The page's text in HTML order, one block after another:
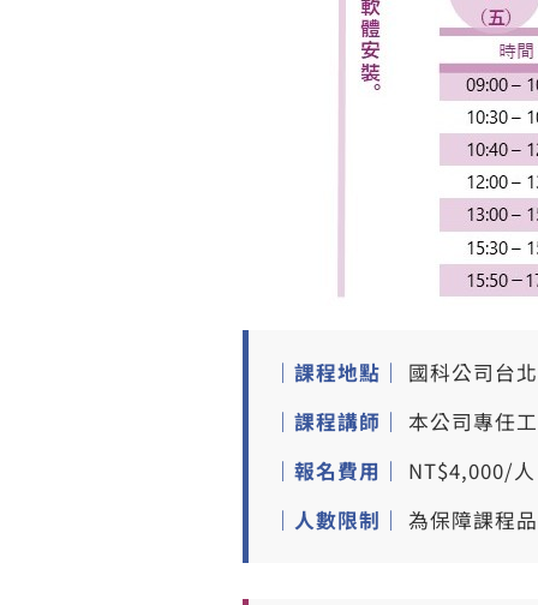
｜課程地點｜
國科公司台
｜課程講師｜ 本公司專任
｜報名費用｜
NT$4,000/
｜人數限制｜ 為保障課程